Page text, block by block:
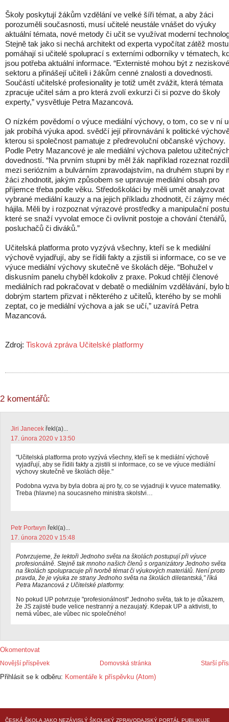
Školy poskytují žákům vzdělání ve velké šíři témat, a aby žáci
porozuměli současnosti, musí učitelé neustále vnášet do výuky
aktuální témata, nové metody či učit se využívat moderní
Stejně tak jako si nechá architekt od experta vypočítat zátěž
pomáhají si učitelé spoluprací s externími odborníky v tématech,
jsou potřeba aktuální informace. “Externisté mohou být z
sektoru a přinášejí učiteli i žákům cenné znalosti a dovednosti.
Součástí učitelské profesionality je totiž umět zvážit, která témata
zpracuje učitel sám a pro která zvolí exkurzi či si pozve do školy
experty,” vysvětluje Petra Mazancová.
O nízkém povědomí o výuce mediální výchovy, o tom, co se v ní
jak probíhá výuka apod. svědčí její přirovnávání k politické
kterou si společnost pamatuje z předrevoluční občanské výchovy.
Podle Petry Mazancové je ale mediální výchova paletou
dovedností. “Na prvním stupni by měl žák například rozeznat
mezi seriózním a bulvárním zpravodajstvím, na druhém stupni by
žáci zhodnotit, jakým způsobem se upravuje mediální obsah pro
příjemce třeba podle věku. Středoškoláci by měli umět analyzovat
vybrané mediální kauzy a na jejich příkladu zhodnotit, čí zájmy
hájila. Měli by i rozpoznat výrazové prostředky a manipulační
které se snaží vyvolat emoce či ovlivnit postoje a chování čtenářů,
posluchačů či diváků.”
Učitelská platforma proto vyzývá všechny, kteří se k mediální
výchově vyjadřují, aby se řídili fakty a zjistili si informace, co se ve
výuce mediální výchovy skutečně ve školách děje. “Bohužel v
diskusním panelu chyběl kdokoliv z praxe. Pokud chtějí členové
mediálních rad pokračovat v debatě o mediálním vzdělávání, bylo
dobrým startem přizvat i některého z učitelů, kterého by se mohli
zeptat, co je mediální výchova a jak se učí,” uzavírá Petra
Mazancová.
Zdroj: Tisková zpráva Učitelské platformy
2 komentářů:
Jiri Janecek řekl(a)...
17. února 2020 v 13:50
"Učitelská platforma proto vyzývá všechny, kteří se k mediální výchově
vyjadřují, aby se řídili fakty a zjistili si informace, co se ve výuce mediální
výchovy skutečně ve školách děje."
Podobna vyzva by byla dobra aj pro ty, co se vyjadruji k vyuce matematiky.
Treba (hlavne) na soucasneho ministra skolstvi…
Petr Portwyn řekl(a)...
17. února 2020 v 15:48
Potvrzujeme, že lektoři Jednoho světa na školách postupují při výuce
profesionálně. Stejně tak mnoho našich členů s organizátory Jednoho světa
na školách spolupracuje při tvorbě témat či výukových materiálů. Není proto
pravda, že je výuka ze strany Jednoho světa na školách diletantská,” říká
Petra Mazancová z Učitelské platformy.
No pokud UP potvrzuje "profesionálnost" Jednoho světa, tak to je důkazem,
že JS zajisté bude velice nestranný a nezaujatý. Kdepak UP a aktivisti, to
nemá vůbec, ale vůbec nic společného!
Okomentovat
Novější příspěvek Starší
Domovská stránka
Přihlásit se k odběru: Komentáře k příspěvku (Atom)
ČESKÁ ŠKOLA JAKO NEZÁVISLÝ ŠKOLSKÝ ZPRAVODAJSKÝ PORTÁL PUBLIKUJE